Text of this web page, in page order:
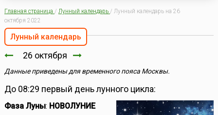
Главная страница / Лунный календарь / Лунный календарь на 26
октября 2022
Лунный календарь
26 октября
Данные приведены для временного пояса Москвы.
До 08:29 первый день лунного цикла:
Фаза Луны: НОВОЛУНИЕ